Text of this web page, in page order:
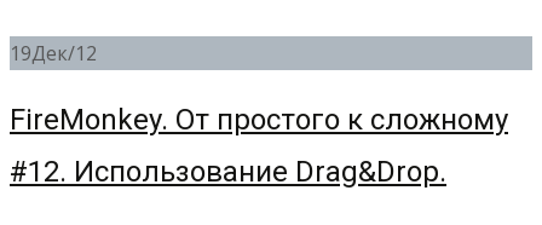
19Дек/12
FireMonkey. От простого к сложному
#12. Использование Drag&Drop.